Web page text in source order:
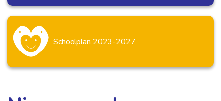
Schoolplan 2023-2027